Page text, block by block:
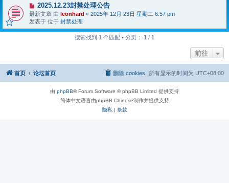
有
新
帖
2025.12.23封禁处理公告
最新文章 由 leonhard « 2025年 12月 23日 星期二 6:57 pm
发表于 位于 封禁处理
搜索找到 1 个匹配 • 分页： 1 / 1
前往
首页 论坛首页 所有显示的时间为 UTC+08:00
删除 cookies
由 phpBB® Forum Software © phpBB Limited 提供支持
简体中文语言由phpBB Chinese制作并提供支持
隐私 | 条款